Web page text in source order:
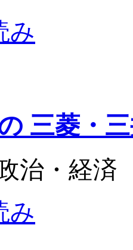
み
三菱・
治・経済
み